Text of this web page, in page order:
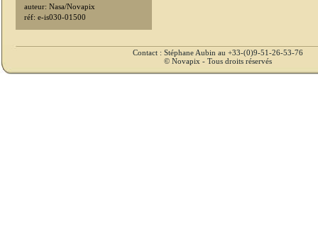
auteur: Nasa/Novapix
réf: e-is030-01500
Contact : Stéphane Aubin au +33-(0)9-51-26-53-76
© Novapix - Tous droits réservés